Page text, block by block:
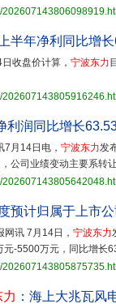
半年净利同比增
收盘价计算， 宁波东力
利润同比增长
7月14日电， 宁波东力发
公司业绩变动主要系转
预计归属于上市
网讯 7月14日， 宁波东力
-5500万元，同比增长
：海上大兆瓦风